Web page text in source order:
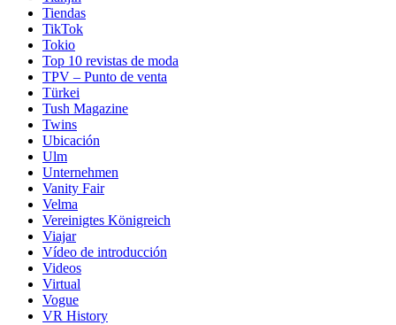
Tiendas
TikTok
Tokio
Top 10 revistas de moda
TPV – Punto de venta
Türkei
Tush Magazine
Twins
Ubicación
Ulm
Unternehmen
Vanity Fair
Velma
Vereinigtes Königreich
Viajar
Vídeo de introducción
Videos
Virtual
Vogue
VR History